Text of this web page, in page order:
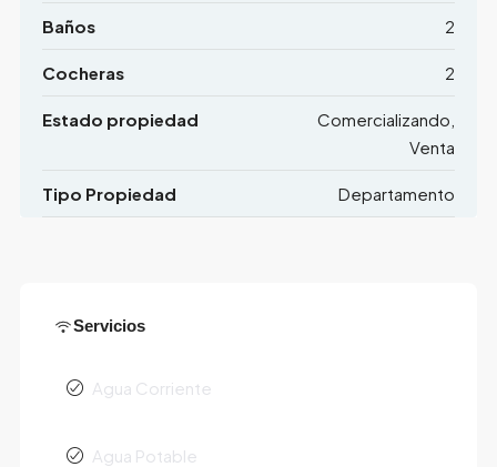
Baños 2
Cocheras 2
Estado propiedad
Comercializando,
Venta
Tipo Propiedad Departamento
Servicios
Agua Corriente
Agua Potable